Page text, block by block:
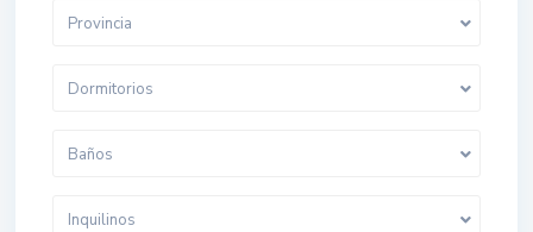
Provincia
Dormitorios
Baños
Inquilinos